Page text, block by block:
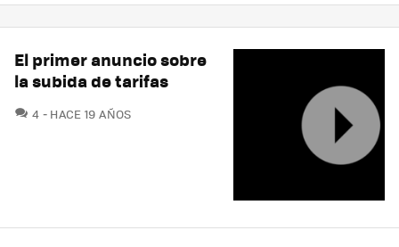
El primer anuncio sobre
la subida de tarifas
4 COMENTARIOS
HACE 19 AÑOS